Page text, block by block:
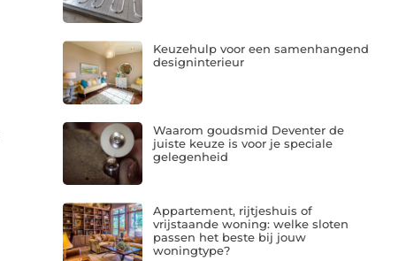
Keuzehulp voor een samenhangend
designinterieur
Waarom goudsmid Deventer de
juiste keuze is voor je speciale
gelegenheid
Appartement, rijtjeshuis of
vrijstaande woning: welke sloten
passen het beste bij jouw
woningtype?